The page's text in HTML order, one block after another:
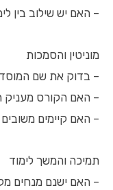
– האם יש שילוב בין
מוניטין והסמכות
– בדוק את שם
– האם הקורס מעניק
– האם קיימים
תמיכה והמשך לימוד
– האם ישנם מנחים